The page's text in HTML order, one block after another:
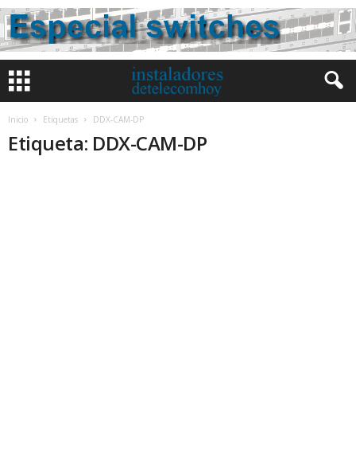
Inicio Etiquetas DDX-CAM-DP
Etiqueta: DDX-CAM-DP